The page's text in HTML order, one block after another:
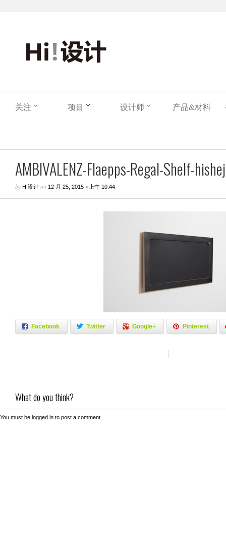
关注 项目 设计师 产品&材料
AMBIVALENZ-Flaepps-Regal-Shelf-
by HI设计 on 12 月 25, 2015 • 上午 10:44
Facebook Twitter Google+ Pinterest
What do you think?
You must be logged in to post a comment.